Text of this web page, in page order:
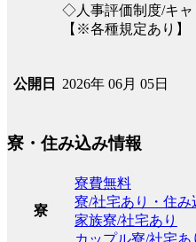
◇人事評価制度/キャ
【※各種規定あり】
公開日 2026年 06月 05日
寮・住み込み情報
寮
寮費無料
寮/社宅あり・住み
家族寮/社宅あり